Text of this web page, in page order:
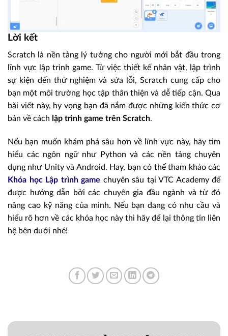
Lời kết
Scratch là nền tảng lý tưởng cho người mới bắt đầu trong
lĩnh vực lập trình game. Từ việc thiết kế nhân vật, lập trình
sự kiện đến thử nghiệm và sửa lỗi, Scratch cung cấp cho
bạn một môi trường học tập thân thiện và dễ tiếp cận. Qua
bài viết này, hy vọng bạn đã nắm được những kiến thức cơ
bản về cách lập trình game trên Scratch.
Nếu bạn muốn khám phá sâu hơn về lĩnh vực này, hãy tìm
hiểu các ngôn ngữ như Python và các nền tảng chuyên
dụng như Unity và Android. Hay, bạn có thể tham khảo các
Khóa học Lập trình game chuyên sâu tại VTC Academy để
được hướng dẫn bởi các chuyên gia đầu ngành và từ đó
nâng cao kỹ năng của mình. Nếu bạn đang có nhu cầu và
hiểu rõ hơn về các khóa học này thì hãy để lại thông tin liên
hệ bên dưới nhé!